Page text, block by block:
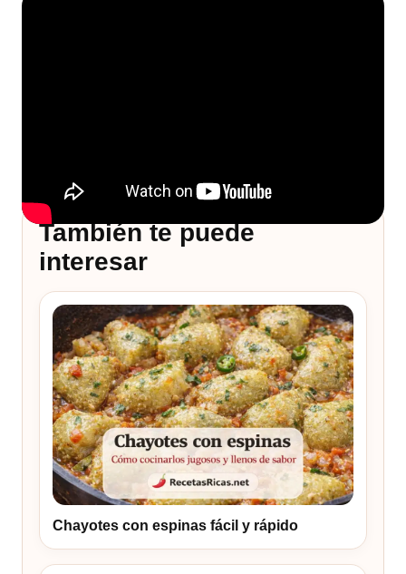
También te puede
interesar
Chayotes con espinas fácil y rápido